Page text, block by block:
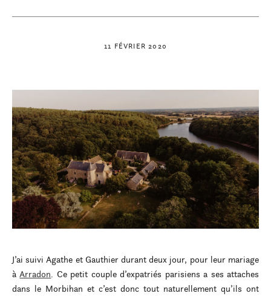
11 FÉVRIER 2020
J’ai suivi Agathe et Gauthier durant deux jour, pour leur mariage
àArradon. Ce petit couple d’expatriés parisiens a ses attaches
dans le Morbihan et c’est donc tout naturellement qu’ils ont